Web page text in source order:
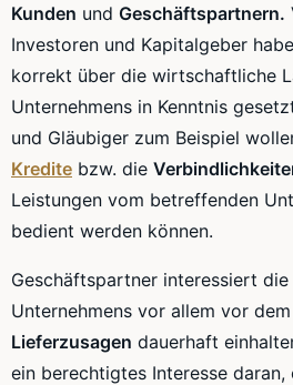
Kunden und Geschäftspartnern.
Investoren und Kapitalgeber
korrekt über die wirtschaftliche
Unternehmens in Kenntnis
und Gläubiger zum Beispiel
Kredite bzw. die
Leistungen vom betreffenden
bedient werden können.
Geschäftspartner interessiert die
Unternehmens vor allem vor
Lieferzusagen dauerhaft
ein berechtigtes Interesse daran,